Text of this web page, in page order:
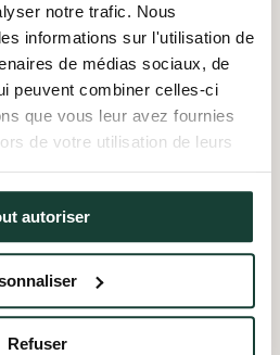
notre trafic. Nous
informations sur l'utilisation de
de médias sociaux, de
peuvent combiner celles-ci
que vous leur avez fournies
de votre utilisation de leurs
autoriser
Refuser
la mobilisation citoyenne,
informe, sensibilise et réalise
société:
et les espèces
la nature
les ressources
action